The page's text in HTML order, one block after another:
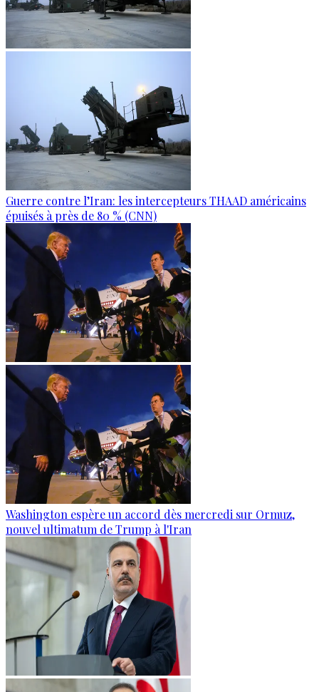
Guerre contre l’Iran: les intercepteurs THAAD américains
épuisés à près de 80 % (CNN)
Washington espère un accord dès mercredi sur Ormuz,
nouvel ultimatum de Trump à l'Iran